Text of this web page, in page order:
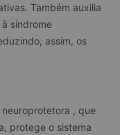
Também auxilia
síndrome
assim, os
, que
protege o sistema